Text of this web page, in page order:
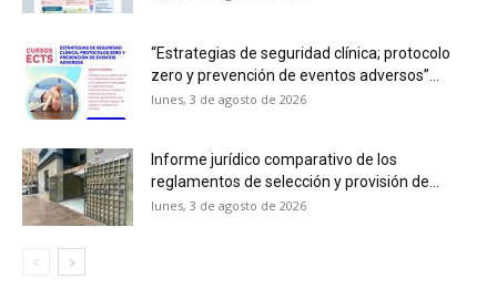
“Estrategias de seguridad clínica; protocolo
zero y prevención de eventos adversos”...
lunes, 3 de agosto de 2026
Informe jurídico comparativo de los
reglamentos de selección y provisión de...
lunes, 3 de agosto de 2026